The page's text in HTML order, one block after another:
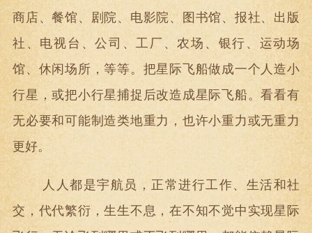
商店、餐馆、剧院、电影院、图书馆、报社、出版
社、电视台、公司、工厂、农场、银行、运动场
馆、休闲场所，等等。把星际飞船做成一个人造小
行星，或把小行星捕捉后改造成星际飞船。看看有
无必要和可能制造类地重力，也许小重力或无重力
更好。
人人都是宇航员，正常进行工作、生活和社
交，代代繁衍，生生不息，在不知不觉中实现星际